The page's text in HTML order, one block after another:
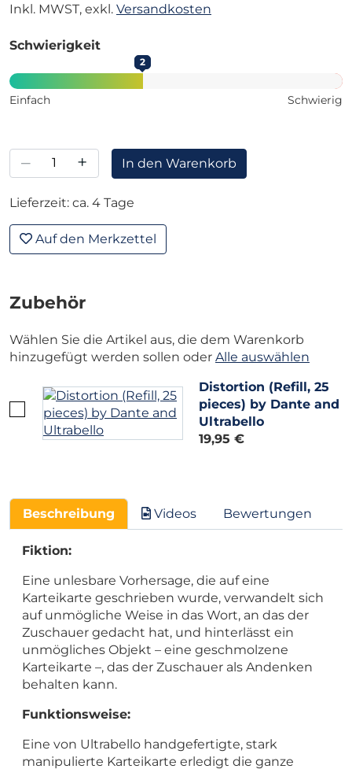
Inkl. MWST, exkl. Versandkosten
Schwierigkeit
2
Einfach Schwierig
– + In den Warenkorb
Lieferzeit: ca. 4 Tage
Auf den Merkzettel
Zubehör
Wählen Sie die Artikel aus, die dem Warenkorb
hinzugefügt werden sollen oder Alle auswählen
Distortion (Refill, 25
pieces) by Dante and
Ultrabello
19,95 €
Beschreibung Videos Bewertungen
Fiktion:
Eine unlesbare Vorhersage, die auf eine
Karteikarte geschrieben wurde, verwandelt sich
auf unmögliche Weise in das Wort, an das der
Zuschauer gedacht hat, und hinterlässt ein
unmögliches Objekt – eine geschmolzene
Karteikarte –, das der Zuschauer als Andenken
behalten kann.
Funktionsweise:
Eine von Ultrabello handgefertigte, stark
manipulierte Karteikarte erledigt die ganze